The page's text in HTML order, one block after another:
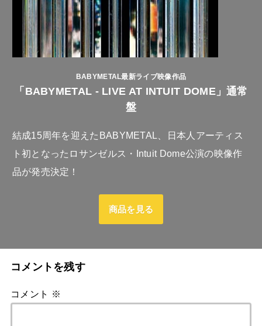
BABYMETAL最新ライブ映像作品
「BABYMETAL - LIVE AT INTUIT DOME」通常
盤
結成15周年を迎えたBABYMETAL、日本人アーティス
ト初となったロサンゼルス・Intuit Dome公演の映像作
品が発売決定！
商品を見る
コメントを残す
コメント ※